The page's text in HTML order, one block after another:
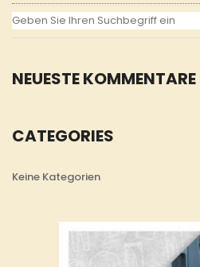
NEUESTE KOMMENTARE
CATEGORIES
Keine Kategorien